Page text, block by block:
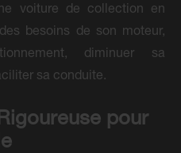
voiture de collection en
besoins de son moteur,
diminuer sa
sa conduite.
pour